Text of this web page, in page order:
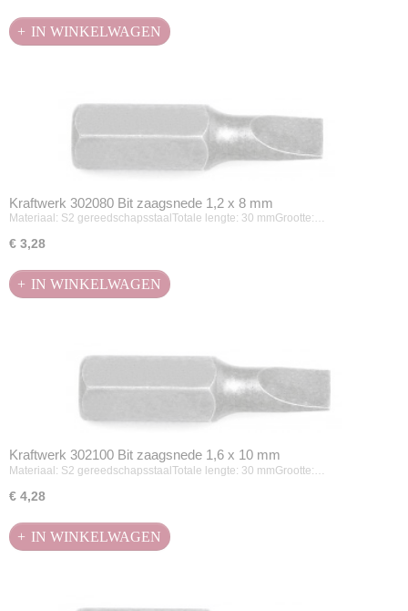
IN WINKELWAGEN
Kraftwerk 302080 Bit zaagsnede 1,2 x 8 mm
Materiaal: S2 gereedschapsstaalTotale lengte: 30 mmGrootte:…
€ 3,28
IN WINKELWAGEN
Kraftwerk 302100 Bit zaagsnede 1,6 x 10 mm
Materiaal: S2 gereedschapsstaalTotale lengte: 30 mmGrootte:…
€ 4,28
IN WINKELWAGEN